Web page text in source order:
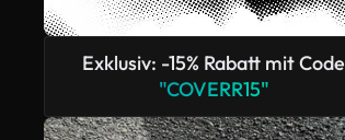
Exklusiv: -15% Rabatt mit Code
"COVERR15"